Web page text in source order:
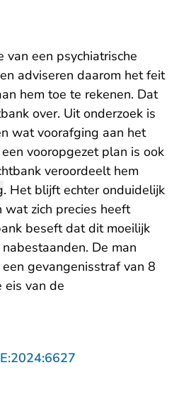
van een psychiatrische
adviseren daarom het feit
hem toe te rekenen. Dat
over. Uit onderzoek is
wat voorafging aan het
vooropgezet plan is ook
veroordeelt hem
. Het blijft echter onduidelijk
zich precies heeft
beseft dat dit moeilijk
De man
gevangenisstraf van 8
eis van de